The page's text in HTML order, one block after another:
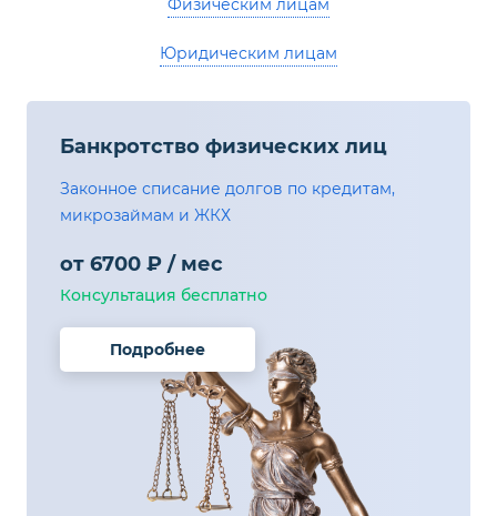
Физическим лицам
Юридическим лицам
Банкротство физических лиц
Законное списание долгов по кредитам,
микрозаймам и ЖКХ
от 6700 ₽ / мес
Консультация бесплатно
Подробнее
Пожалуйста, корректно заполните поля: имя и